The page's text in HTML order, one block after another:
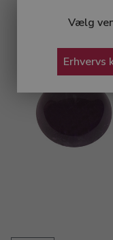
Vælg
Erhvervs